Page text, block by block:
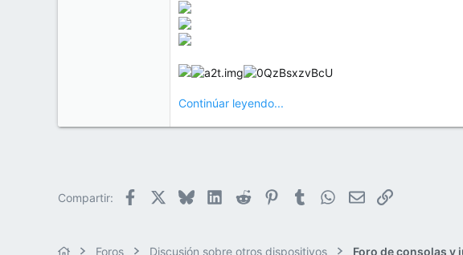
Continúar leyendo...
Compartir: Facebook BlueskyLinkedIn
Reddit PinterestTumblr WhatsApp
EmailEnlace
Foros Discusión sobre otros dispositivos Foro de consolas y